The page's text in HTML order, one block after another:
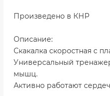
Произведено в КНР
Описание:
Скакалка скоростная с
Универсальный
мышц.
Активно работают